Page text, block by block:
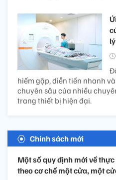
hiếm gặp, diễn tiến nhanh
chuyên sâu của nhiều
trang thiết bị hiện đại.
Chính sách mới
Một số quy định mới về
theo cơ chế một cửa, một